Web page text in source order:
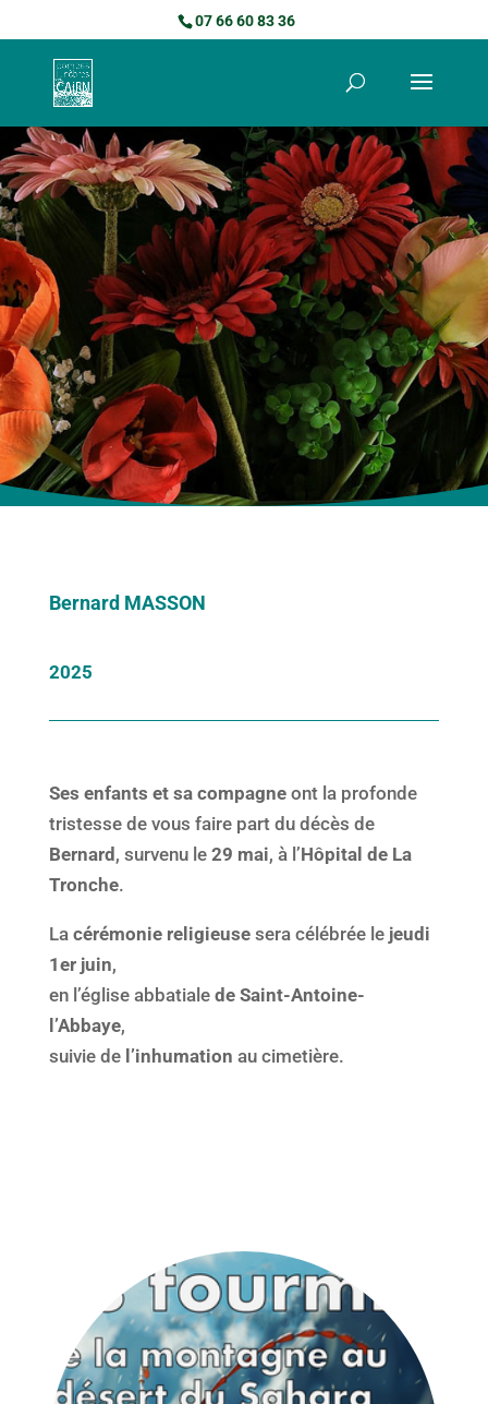
07 66 60 83 36
Bernard MASSON
2025
Ses enfants et sa compagneont la profonde
tristesse de vous faire part du décès de
Bernard , survenu le 29 mai, à l’Hôpital de La
Tronche.
La cérémonie religieusesera célébrée le jeudi
1er juin,
en l’église abbatialede Saint-Antoine-
l’Abbaye,
suivie de l’inhumation au cimetière.